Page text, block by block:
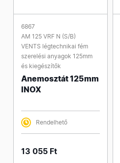
6867
AM 125 VRF N (S/B)
VENTS légtechnikai fém
szerelési anyagok 125mm
és kiegészítők
Anemosztát 125mm
INOX
Rendelhető
13 055 Ft